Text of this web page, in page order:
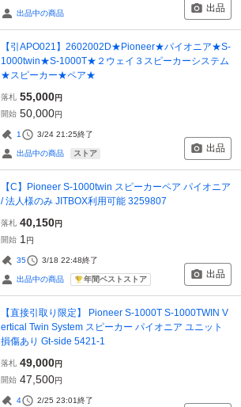
出品中の商品 出品
【引APO021】2602002D★Pioneer★パイオニア★S-
1000twin★S-1000T★２ウェイ３スピーカーシステム
★スピーカー★ペア★
落札 55,000円
開始 50,000円
1 3/24 21:25終了
出品中の商品 ストア 出品
【C】Pioneer S-1000twin スピーカーペア パイオニア
/ 法人様のみ JITBOX利用可能 3259807
落札 40,150円
開始 1 円
35 3/18 22:48終了
出品中の商品 年間ベストストア 出品
【直接引取り限定】 Pioneer S-1000T S-1000TWIN V
ertical Twin System スピーカー パイオニア ユニット
損傷あり Gt-side 5421-1
落札 49,000円
開始 47,500円
4 2/25 23:01終了